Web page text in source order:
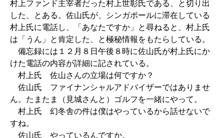
村上ファンド主宰者だった村上世彰氏である、と切り出
した、とある。佐山氏が、シンガポールに滞在している
村上氏に電話し、「あなたですか」と尋ねると、村上氏
は「うん」と肯定した、と極秘情報をもたらしている。
備忘録には１２月８日午後８時に佐山氏が村上氏にか
けた電話の内容が詳細に記されている。
村上氏 佐山さんの立場は何ですか？
佐山氏 ファイナンシャルアドバイザーではありませ
ん。たまたま（見城さんと）ゴルフを一緒にやって。
村上氏 幻冬舎の件は僕はやっているから話せないで
すね。
佐山氏 やっているんですか。